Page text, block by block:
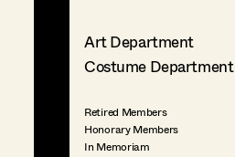
Art Department
Costume Department
Retired Members
Honorary Members
In Memoriam